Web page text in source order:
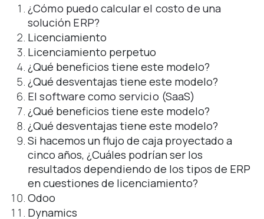
¿Cómo puedo calcular el costo de una
solución ERP?
Licenciamiento
Licenciamiento perpetuo
¿Qué beneficios tiene este modelo?
¿Qué desventajas tiene este modelo?
El software como servicio (SaaS)
¿Qué beneficios tiene este modelo?
¿Qué desventajas tiene este modelo?
Si hacemos un flujo de caja proyectado a
cinco años, ¿Cuáles podrían ser los
resultados dependiendo de los tipos de ERP
en cuestiones de licenciamiento?
Odoo
Dynamics